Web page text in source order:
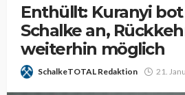
Enthüllt: Kuranyi
Schalke an,
weiterhin möglich
SchalkeTOTAL Redaktion 21.